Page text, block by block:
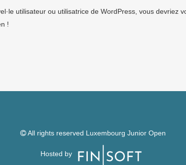
utilisateur ou utilisatrice de WordPress, vous devriez
!
All rights reserved Luxembourg Junior Open
Hosted by